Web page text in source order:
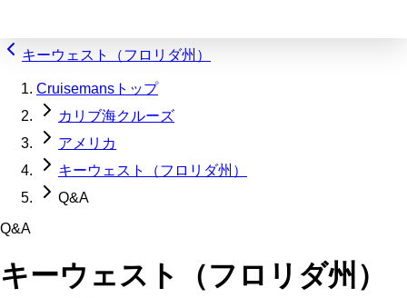
キーウェスト（フロリダ州）
Cruisemansトップ
カリブ海クルーズ
アメリカ
キーウェスト（フロリダ州）
Q&A
Q&A
キーウェスト（フロリダ州）